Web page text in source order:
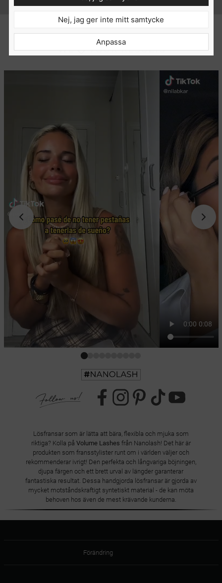
Lösfransar som är lätta att bära, flexibla och mjuka som
riktiga? Kolla på Volume Lashes från Nanolash! Det här är
produkten som fransstylister runt om i världen väljer och
rekommenderar ivrigt! Den perfekta och långvariga böjningen,
djupa färgen och ett brett urval av längder garanterar
fantastiska resultat. Dessa handgjorda lösfransar är gjorda av
mycket motståndskraftigt syntetiskt material - de kan möta
behoven hos även de mest krävande kunderna.
Förändring
Nej, jag ger inte mitt samtycke
Anpassa